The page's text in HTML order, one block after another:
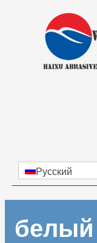
Русский